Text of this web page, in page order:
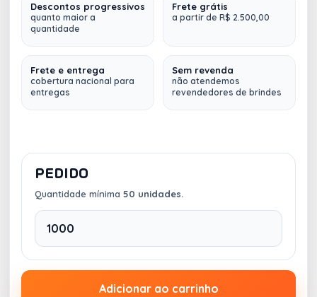
Caderneta Triplex Canoa Personalizada
Poshline
Impressão Digital Colorida.
Área da Impressão:
folhas, 80 páginas)
Elástico Lateral:
ou Grampo
Observação: venda somente da Caderneta
Personalizada neste anúncio. Conheça outros
Descontos progressivos
quanto maior a
quantidade
Frete grátis
a partir de R$ 2.500,00
Frete e entrega
cobertura nacional para
entregas
Sem revenda
não atendemos
revendedores de brindes
PEDIDO
Quantidade mínima 50 unidades.
Adicionar ao carrinho